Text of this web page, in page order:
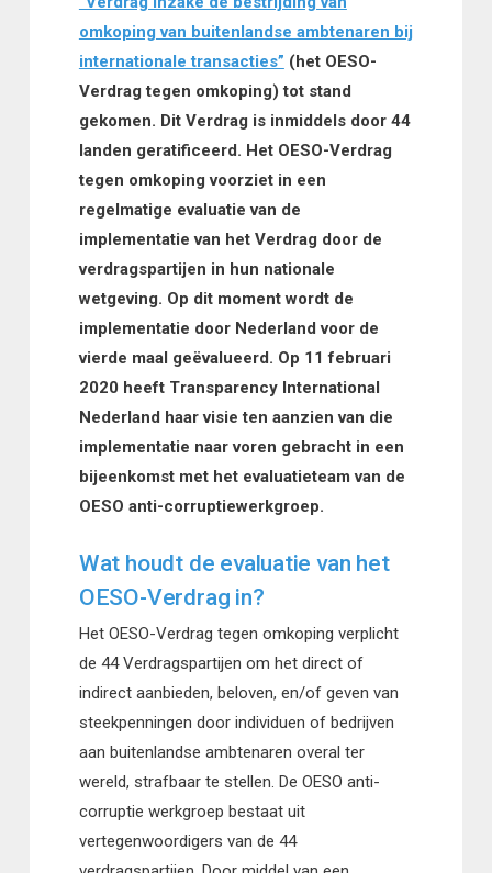
omkoping van buitenlandse ambtenaren bij
internationale transacties” (het OESO-
Verdrag tegen omkoping) tot stand
gekomen. Dit Verdrag is inmiddels door 44
landen geratificeerd. Het OESO-Verdrag
tegen omkoping voorziet in een
regelmatige evaluatie van de
implementatie van het Verdrag door de
verdragspartijen in hun nationale
wetgeving. Op dit moment wordt de
implementatie door Nederland voor de
vierde maal geëvalueerd. Op 11 februari
2020 heeft Transparency International
Nederland haar visie ten aanzien van die
implementatie naar voren gebracht in een
bijeenkomst met het evaluatieteam van de
OESO anti-corruptiewerkgroep.
Wat houdt de evaluatie van het
OESO-Verdrag in?
Het OESO-Verdrag tegen omkoping verplicht
de 44 Verdragspartijen om het direct of
indirect aanbieden, beloven, en/of geven van
steekpenningen door individuen of bedrijven
aan buitenlandse ambtenaren overal ter
wereld, strafbaar te stellen. De OESO anti-
corruptie werkgroep bestaat uit
vertegenwoordigers van de 44